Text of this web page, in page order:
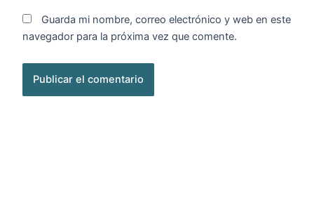
Guarda mi nombre, correo electrónico y web en este
navegador para la próxima vez que comente.